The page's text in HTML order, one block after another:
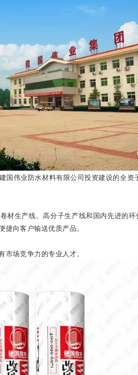
业防水材料有限公司投资建设的全资
生产线、高分子生产线和国内先进的
向客户输送优质产品。
场竞争力的专业人才。